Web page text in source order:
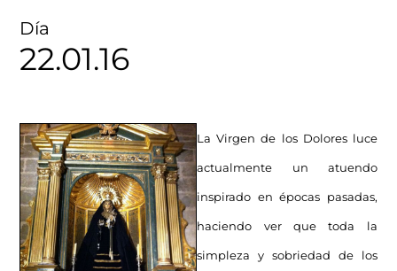
Día
22.01.16
La Virgen de los Dolores luce
actualmente un atuendo
inspirado en épocas pasadas,
haciendo ver que toda la
simpleza y sobriedad de los